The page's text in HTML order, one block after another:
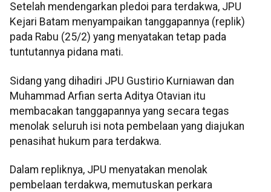
Setelah mendengarkan pledoi para terdakwa, JPU
Kejari Batam menyampaikan tanggapannya (replik)
pada Rabu (25/2) yang menyatakan tetap pada
tuntutannya pidana mati.
Sidang yang dihadiri JPU Gustirio Kurniawan dan
Muhammad Arfian serta Aditya Otavian itu
membacakan tanggapannya yang secara tegas
menolak seluruh isi nota pembelaan yang diajukan
penasihat hukum para terdakwa.
Dalam repliknya, JPU menyatakan menolak
pembelaan terdakwa, memutuskan perkara